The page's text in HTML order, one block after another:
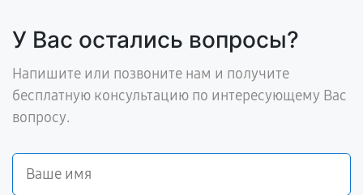
У Вас остались вопросы?
Напишите или позвоните нам и получите
бесплатную консультацию по интересующему Вас
вопросу.